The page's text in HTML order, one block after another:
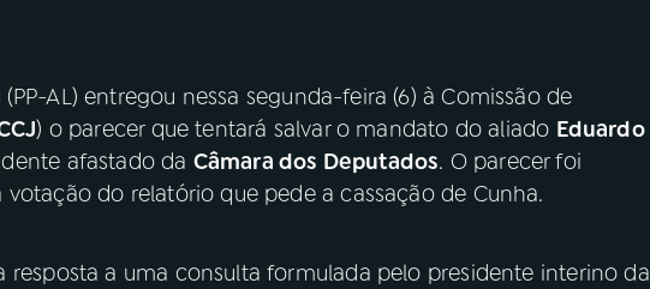
(PP-AL) entregou nessa segunda-feira (6) à Comissão de
) o parecer que tentará salvar o mandato do aliado Eduardo
afastado da Câmara dos Deputados. O parecer foi
do relatório que pede a cassação de Cunha.
resposta a uma consulta formulada pelo presidente interino da